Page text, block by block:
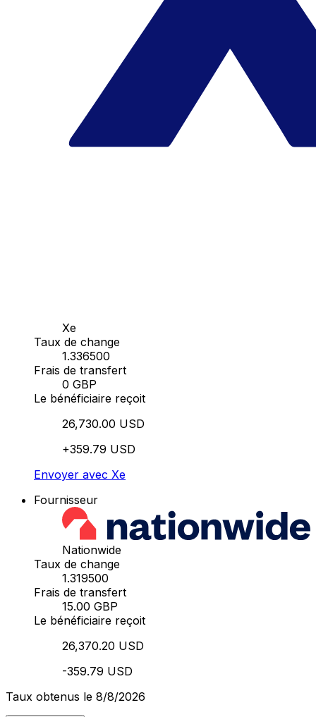
Xe
Taux de change
1.336500
Frais de transfert
0 GBP
Le bénéficiaire reçoit
26,730.00 USD
+359.79 USD
Envoyer avec Xe
Fournisseur
Nationwide
Taux de change
1.319500
Frais de transfert
15.00 GBP
Le bénéficiaire reçoit
26,370.20 USD
-359.79 USD
Taux obtenus le 8/8/2026